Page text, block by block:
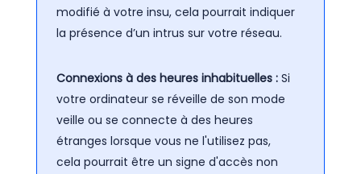
modifié à votre insu, cela pourrait indiquer
la présence d’un intrus sur votre réseau.
Connexions à des heures inhabituelles : Si
votre ordinateur se réveille de son mode
veille ou se connecte à des heures
étranges lorsque vous ne l'utilisez pas,
cela pourrait être un signe d'accès non